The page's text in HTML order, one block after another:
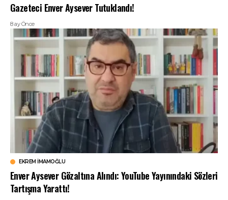
Gazeteci Enver Aysever Tutuklandı!
8 ay Önce
EKREM İMAMOĞLU
Enver Aysever Gözaltına Alındı: YouTube Yayınındaki Sözleri
Tartışma Yarattı!